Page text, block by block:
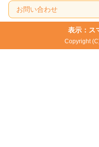
お問い合わせ
表示：ス
Copyright